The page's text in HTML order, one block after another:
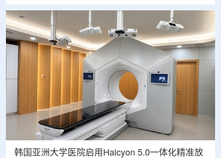
韩国亚洲大学医院启用Halcyon 5.0一体化精准放